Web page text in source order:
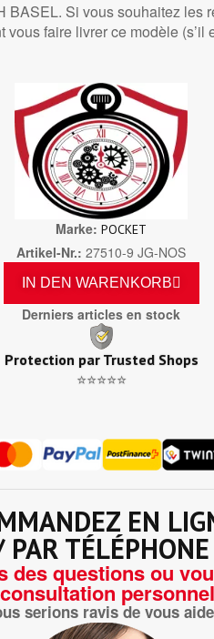
Si vous souhaitez les
faire livrer ce modèle
Marke POCKET
Artikel-Nr. 27510-9 JG-NOS
IN DEN WARENKORB
Derniers articles en stock
Protection par Trusted Shops
⭐⭐⭐⭐⭐
EN
PAR TÉLÉPHONE
des questions ou
serions ravis de vous